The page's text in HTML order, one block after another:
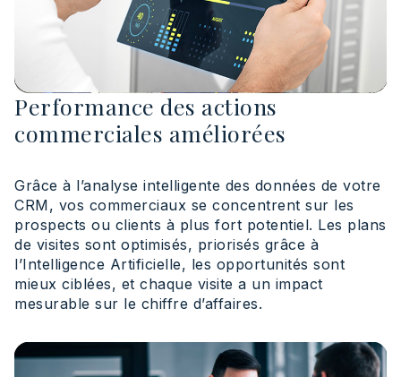
Performance des actions
commerciales améliorées
Grâce à l’analyse intelligente des données de votre
CRM, vos commerciaux se concentrent sur les
prospects ou clients à plus fort potentiel. Les plans
de visites sont optimisés, priorisés grâce à
l’Intelligence Artificielle, les opportunités sont
mieux ciblées, et chaque visite a un impact
mesurable sur le chiffre d’affaires.